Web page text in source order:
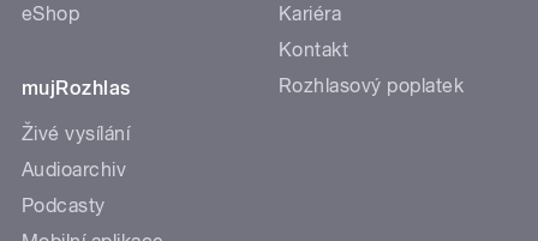
eShop
mujRozhlas
Živé vysílání
Audioarchiv
Podcasty
Kariéra
Kontakt
Rozhlasový poplatek